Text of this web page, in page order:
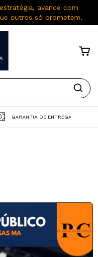
avance com
outros só prometem.
GARANTIA DE ENTREGA